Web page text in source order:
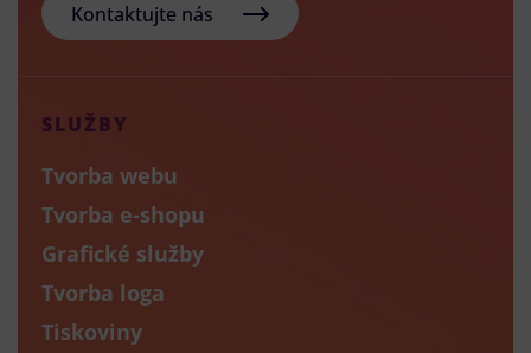
Kontaktujte nás
SLUŽBY
Tvorba webu
Tvorba e-shopu
Grafické služby
Tvorba loga
Tiskoviny